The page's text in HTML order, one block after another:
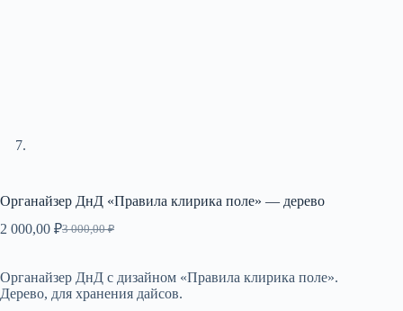
Органайзер ДнД «Правила клирика поле» — дерево
3 000,00₽
Первоначальная
3
000,00 ₽.
2 000,00 ₽
Текущая
000,00 ₽.
Органайзер ДнД с дизайном «Правила клирика поле».
Дерево, для хранения дайсов.